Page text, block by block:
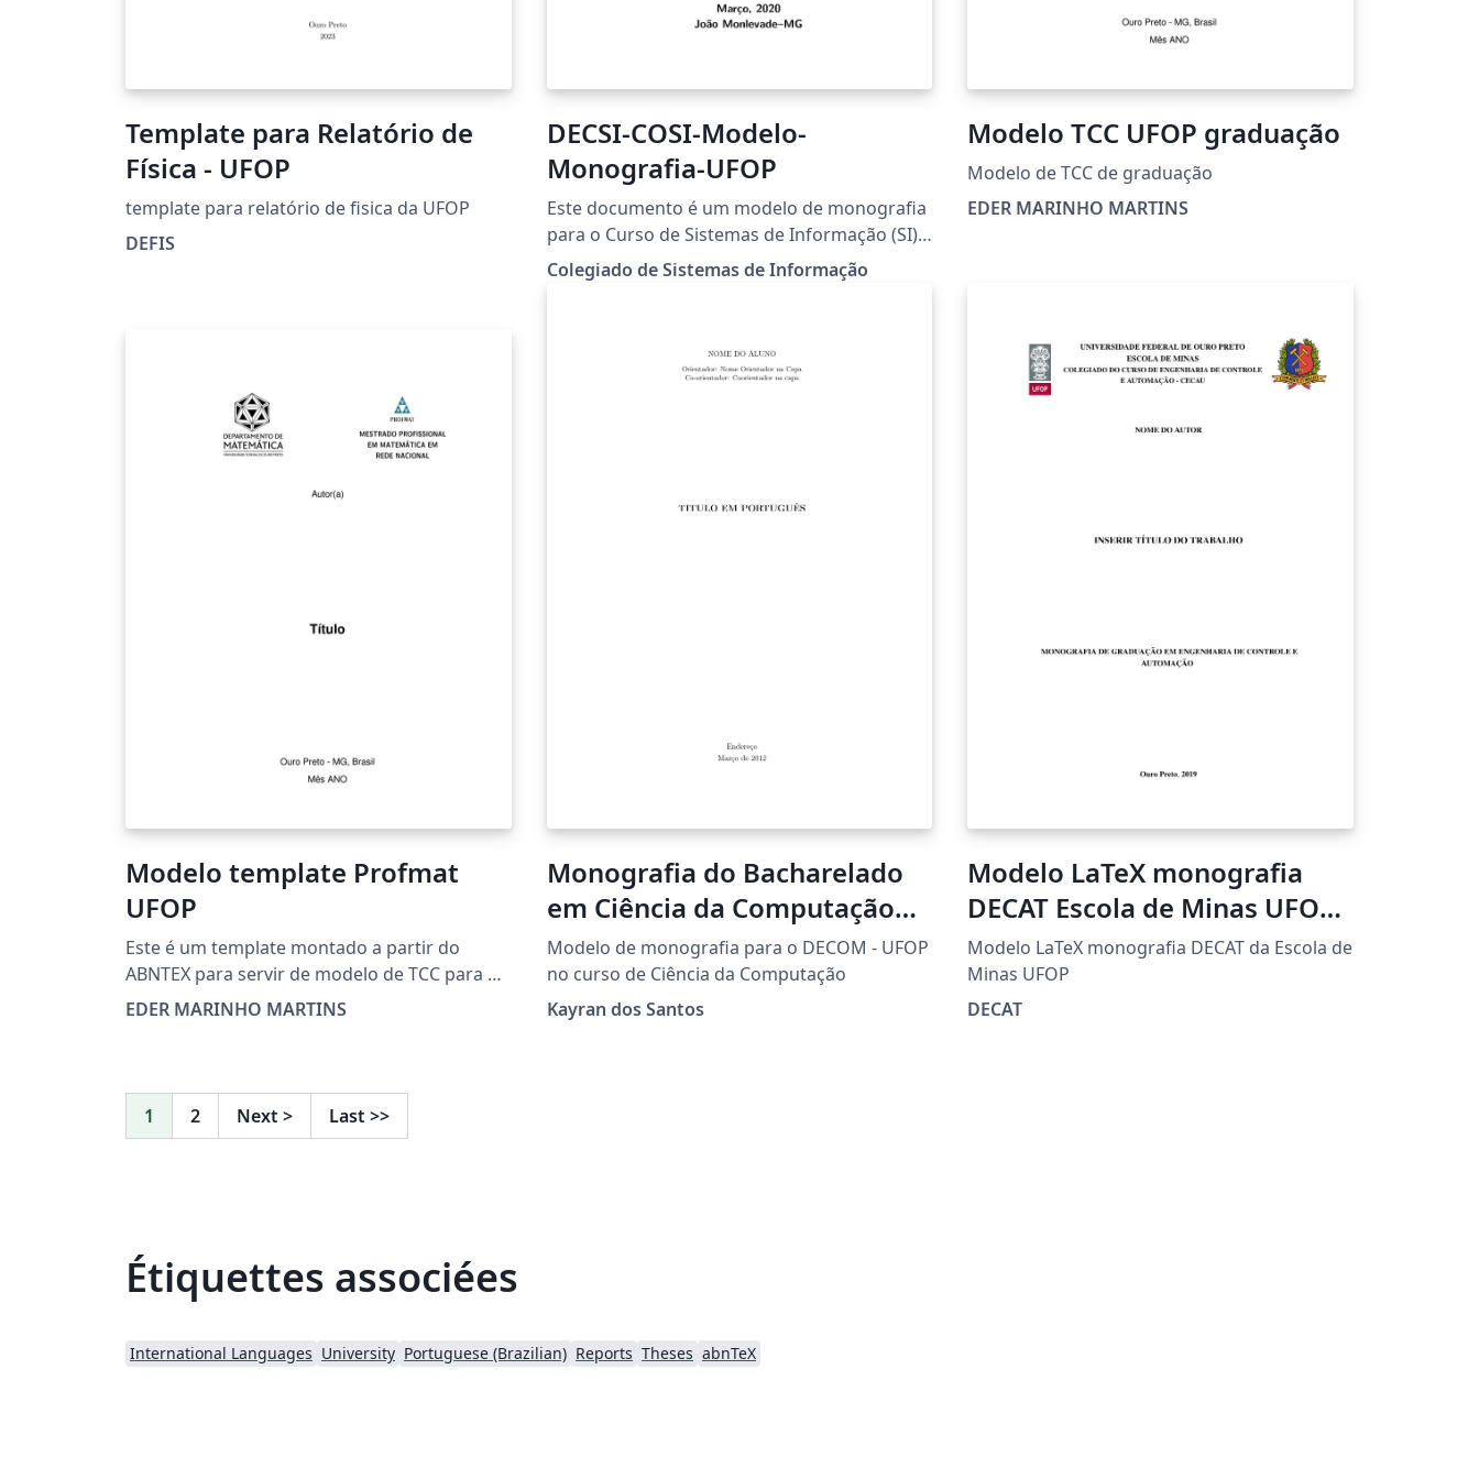
Template para Relatório de
Física - UFOP
template para relatório de fisica da UFOP
DEFIS
DECSI-COSI-Modelo-
Monografia-UFOP
Este documento é um modelo de monografia
para o Curso de Sistemas de Informação (SI).
Este curso é vinculado ao Departamento de
Computação e Sistemas (DECSI) do Instituto
O modelo foi elaborado de acordo com a
2019). Contribuições importantes ao modelo
Colegiado de Sistemas de Informação
Modelo TCC UFOP graduação
Modelo de TCC de graduação
EDER MARINHO MARTINS
Modelo template Profmat
UFOP
Este é um template montado a partir do
ABNTEX para servir de modelo de TCC para o
Profmat UFOP. Naturalmente pode ser
EDER MARINHO MARTINS
Monografia do Bacharelado
em Ciência da Computação
da UFOP
Modelo de monografia para o DECOM - UFOP
no curso de Ciência da Computação
Kayran dos Santos
Modelo LaTeX monografia
DECAT Escola de Minas UFOP -
2019
Modelo LaTeX monografia DECAT da Escola de
Minas UFOP
DECAT
1 2 Next > Last >>
Étiquettes associées
International Languages University Portuguese (Brazilian) Reports Theses abnTeX